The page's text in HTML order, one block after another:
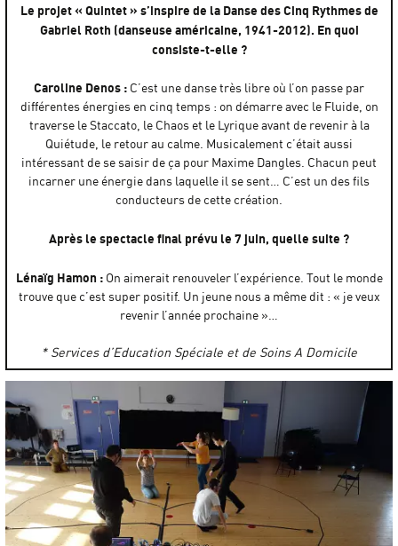
Le projet « Quintet » s’inspire de la Danse des Cinq Rythmes de
Gabriel Roth (danseuse américaine, 1941-2012). En quoi
consiste-t-elle ?
Caroline Denos : C’est une danse très libre où l’on passe par
différentes énergies en cinq temps : on démarre avec le Fluide, on
traverse le Staccato, le Chaos et le Lyrique avant de revenir à la
Quiétude, le retour au calme. Musicalement c’était aussi
intéressant de se saisir de ça pour Maxime Dangles. Chacun peut
incarner une énergie dans laquelle il se sent… C’est un des fils
conducteurs de cette création.
Après le spectacle final prévu le 7 juin, quelle suite ?
Lénaïg Hamon :On aimerait renouveler l’expérience. Tout le monde
trouve que c’est super positif. Un jeune nous a même dit : « je veux
revenir l’année prochaine »…
* Services d’Education Spéciale et de Soins A Domicile